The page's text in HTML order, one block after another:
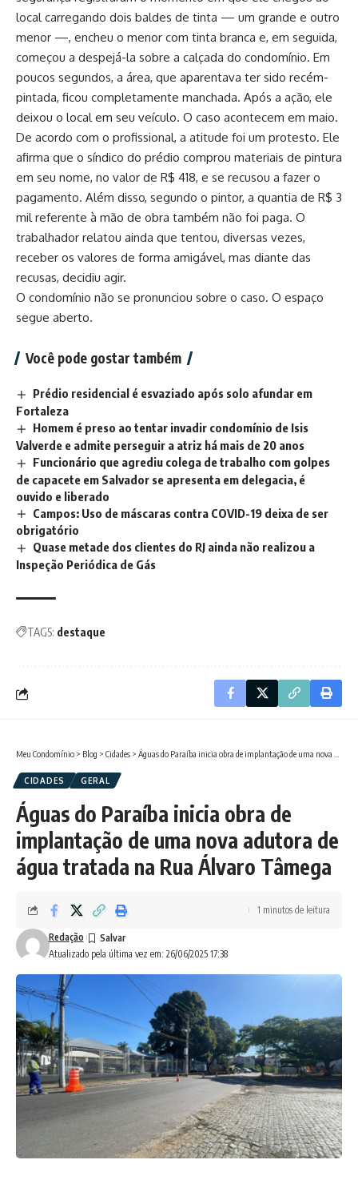
local carregando dois baldes de tinta — um grande e outro
menor —, encheu o menor com tinta branca e, em seguida,
começou a despejá-la sobre a calçada do condomínio. Em
poucos segundos, a área, que aparentava ter sido recém-
pintada, ficou completamente manchada. Após a ação, ele
deixou o local em seu veículo. O caso acontecem em maio.
De acordo com o profissional, a atitude foi um protesto. Ele
afirma que o síndico do prédio comprou materiais de pintura
em seu nome, no valor de R$ 418, e se recusou a fazer o
pagamento. Além disso, segundo o pintor, a quantia de R$ 3
mil referente à mão de obra também não foi paga. O
trabalhador relatou ainda que tentou, diversas vezes,
receber os valores de forma amigável, mas diante das
recusas, decidiu agir.
O condomínio não se pronunciou sobre o caso. O espaço
segue aberto.
Você pode gostar também
Prédio residencial é esvaziado após solo afundar em
Fortaleza
Homem é preso ao tentar invadir condomínio de Isis
Valverde e admite perseguir a atriz há mais de 20 anos
Funcionário que agrediu colega de trabalho com golpes
de capacete em Salvador se apresenta em delegacia, é
ouvido e liberado
Campos: Uso de máscaras contra COVID-19 deixa de ser
obrigatório
Quase metade dos clientes do RJ ainda não realizou a
Inspeção Periódica de Gás
TAGS: destaque
Meu Condomínio > Blog > Cidades > Águas do Paraíba inicia obra de implantação de uma nova adutora de água tratada na Rua Álvaro Tâmega
CIDADES GERAL
Águas do Paraíba inicia obra de
implantação de uma nova adutora de
água tratada na Rua Álvaro Tâmega
Atualizado pela última vez em: 26/06/2025 17:38
Redação
1 minutos de leitura